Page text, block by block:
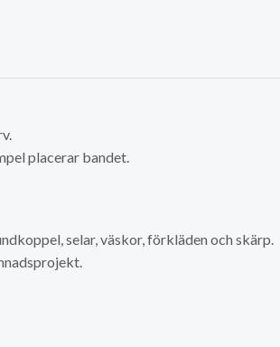
placerar bandet.
selar, väskor, förkläden och skärp.